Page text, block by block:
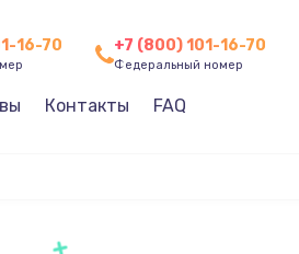
16-70 +7 (800) 101-16-70
Федеральный номер
Контакты FAQ